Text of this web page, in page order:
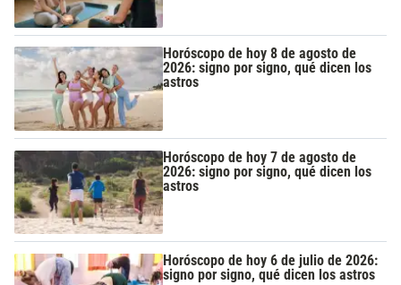
Horóscopo de hoy 8 de agosto de
2026: signo por signo, qué dicen los
astros
Horóscopo de hoy 7 de agosto de
2026: signo por signo, qué dicen los
astros
Horóscopo de hoy 6 de julio de 2026:
signo por signo, qué dicen los astros